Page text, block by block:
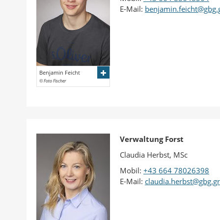
Benjamin Feicht
© Foto Fischer
E-Mail:
Verwaltung Forst
Claudia Herbst, MSc
Mobil: +43 664 78026398
E-Mail: